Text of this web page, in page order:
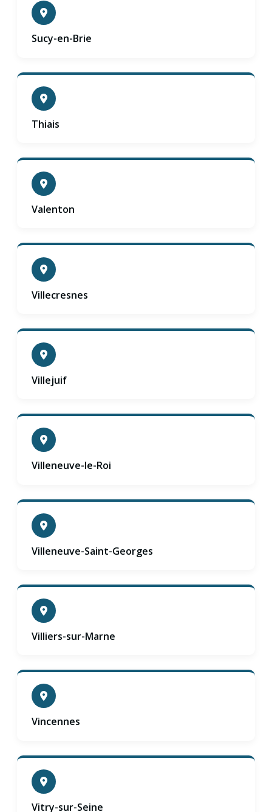
Sucy-en-Brie
Thiais
Valenton
Villecresnes
Villejuif
Villeneuve-le-Roi
Villeneuve-Saint-Georges
Villiers-sur-Marne
Vincennes
Vitry-sur-Seine